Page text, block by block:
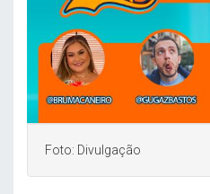
Foto: Divulgação